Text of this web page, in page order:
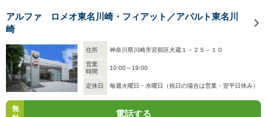
アルファ ロメオ東名川崎・フィアット／アバルト東名川
崎
住所 神奈川県川崎市宮前区犬蔵１－２５－１０
営業
時間
10:00～19:00
定休日 毎週火曜日・水曜日（祝日の場合は営業・翌平日休み）
無
電話する